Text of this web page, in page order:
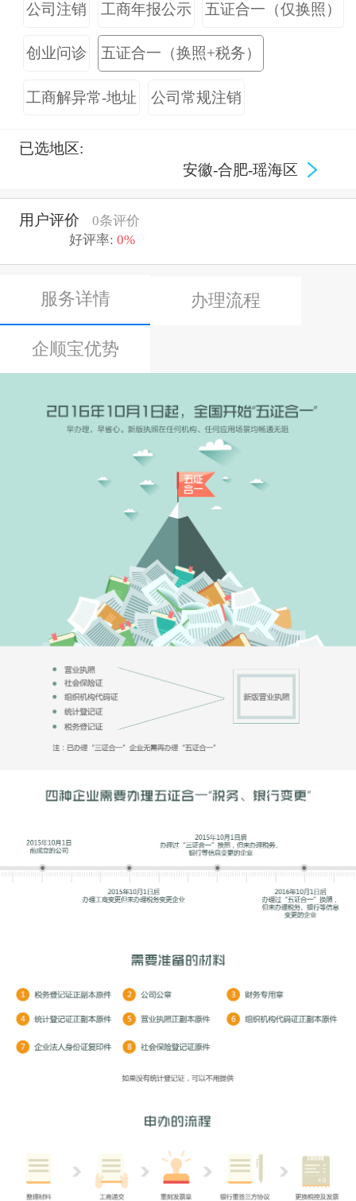
公司注销 工商年报公示 五证合一（仅换照）
创业问诊 五证合一（换照+税务）
工商解异常-地址 公司常规注销
已选地区:
安徽-合肥-瑶海区
用户评价
0条评价
好评率: 0%
服务详情 办理流程
企顺宝优势